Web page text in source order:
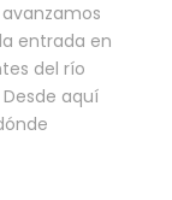
entrada en
del río
aquí